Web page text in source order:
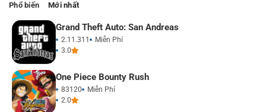
Phổ biến Mới nhất
Grand Theft Auto: San Andreas
2.11.311
Miễn Phí
3.0
One Piece Bounty Rush
83120
Miễn Phí
2.0